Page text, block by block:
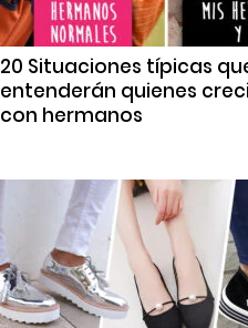
20 Situaciones típicas
entenderán quienes
con hermanos